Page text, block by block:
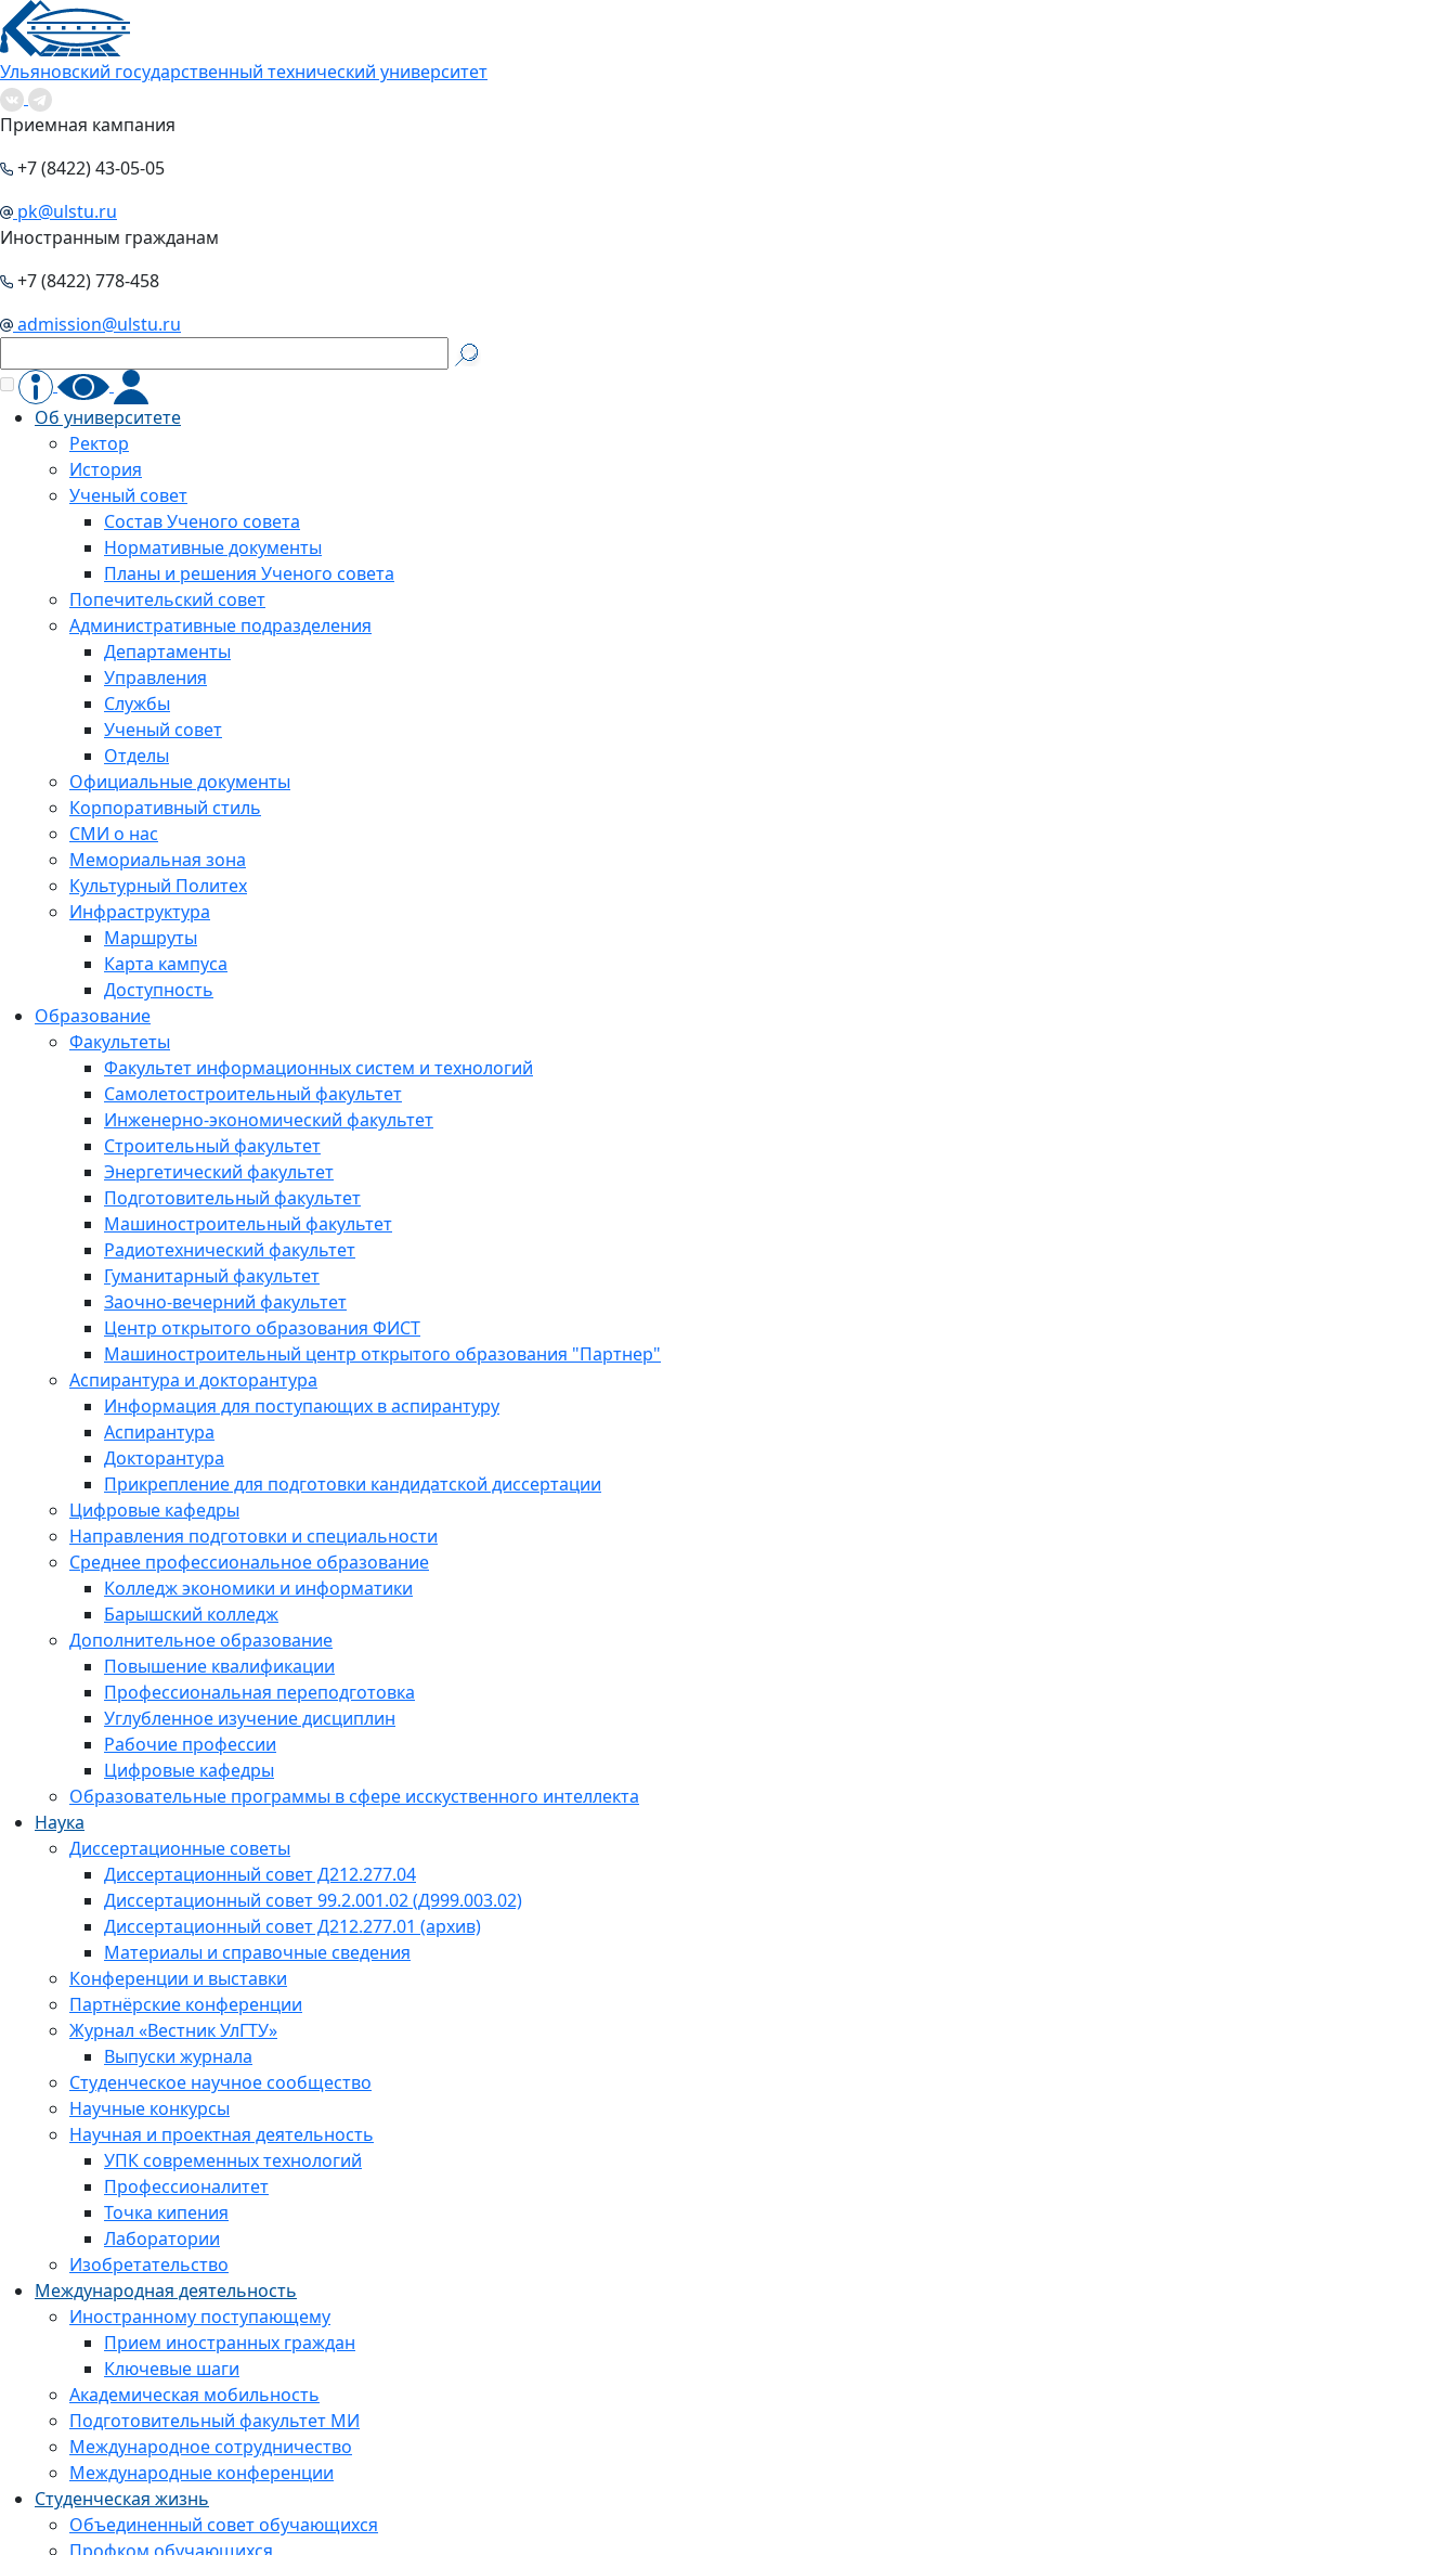
Ульяновский государственный технический университет
Приемная кампания
+7 (8422) 43-05-05
pk@ulstu.ru
Иностранным гражданам
+7 (8422) 778-458
admission@ulstu.ru
Об университете
Ректор
История
Ученый совет
Состав Ученого совета
Нормативные документы
Планы и решения Ученого совета
Попечительский совет
Административные подразделения
Департаменты
Управления
Службы
Ученый совет
Отделы
Официальные документы
Корпоративный стиль
СМИ о нас
Мемориальная зона
Культурный Политех
Инфраструктура
Маршруты
Карта кампуса
Доступность
Образование
Факультеты
Факультет информационных систем и технологий
Самолетостроительный факультет
Инженерно-экономический факультет
Строительный факультет
Энергетический факультет
Подготовительный факультет
Машиностроительный факультет
Радиотехнический факультет
Гуманитарный факультет
Заочно-вечерний факультет
Центр открытого образования ФИСТ
Машиностроительный центр открытого образования "Партнер"
Аспирантура и докторантура
Информация для поступающих в аспирантуру
Аспирантура
Докторантура
Прикрепление для подготовки кандидатской диссертации
Цифровые кафедры
Направления подготовки и специальности
Среднее профессиональное образование
Колледж экономики и информатики
Барышский колледж
Дополнительное образование
Повышение квалификации
Профессиональная переподготовка
Углубленное изучение дисциплин
Рабочие профессии
Цифровые кафедры
Образовательные программы в сфере исскуственного интеллекта
Наука
Диссертационные советы
Диссертационный совет Д212.277.04
Диссертационный совет 99.2.001.02 (Д999.003.02)
Диссертационный совет Д212.277.01 (архив)
Материалы и справочные сведения
Конференции и выставки
Партнёрские конференции
Журнал «Вестник УлГТУ»
Выпуски журнала
Студенческое научное сообщество
Научные конкурсы
Научная и проектная деятельность
УПК современных технологий
Профессионалитет
Точка кипения
Лаборатории
Изобретательство
Международная деятельность
Иностранному поступающему
Прием иностранных граждан
Ключевые шаги
Академическая мобильность
Подготовительный факультет МИ
Международное сотрудничество
Международные конференции
Студенческая жизнь
Объединенный совет обучающихся